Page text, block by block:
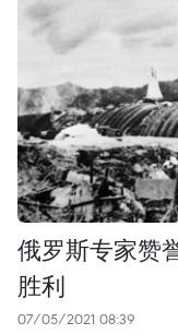
俄罗斯专家赞
胜利
07/05/2021 08:39